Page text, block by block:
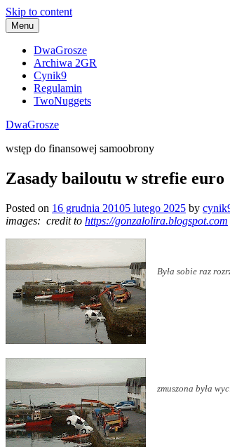
Skip to content
Menu
DwaGrosze
Archiwa 2GR
Cynik9
Regulamin
TwoNuggets
DwaGrosze
wstęp do finansowej samoobrony
Zasady bailoutu w strefie euro
Posted on 16 grudnia 20105 lutego 2025 by
images: credit to https://gonzalolira.blogspot.com
Była sobie raz
zmuszona była